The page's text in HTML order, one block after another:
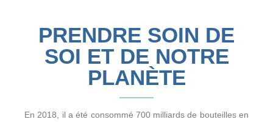
PRENDRE SOIN DE
SOI ET DE NOTRE
PLANÈTE
En 2018, il a été consommé 700 milliards de bouteilles en